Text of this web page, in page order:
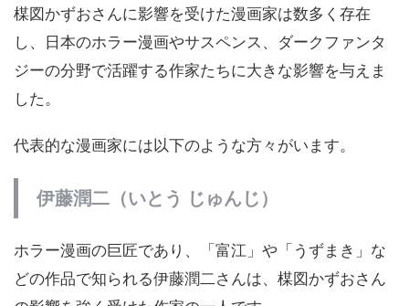
楳図かずおさんに影響を受けた漫画家は数多く存在
し、日本のホラー漫画やサスペンス、ダークファンタ
ジーの分野で活躍する作家たちに大きな影響を与えま
した。
代表的な漫画家には以下のような方々がいます。
伊藤潤二（いとう じゅんじ）
ホラー漫画の巨匠であり、「富江」や「うずまき」な
どの作品で知られる伊藤潤二さんは、楳図かずおさん